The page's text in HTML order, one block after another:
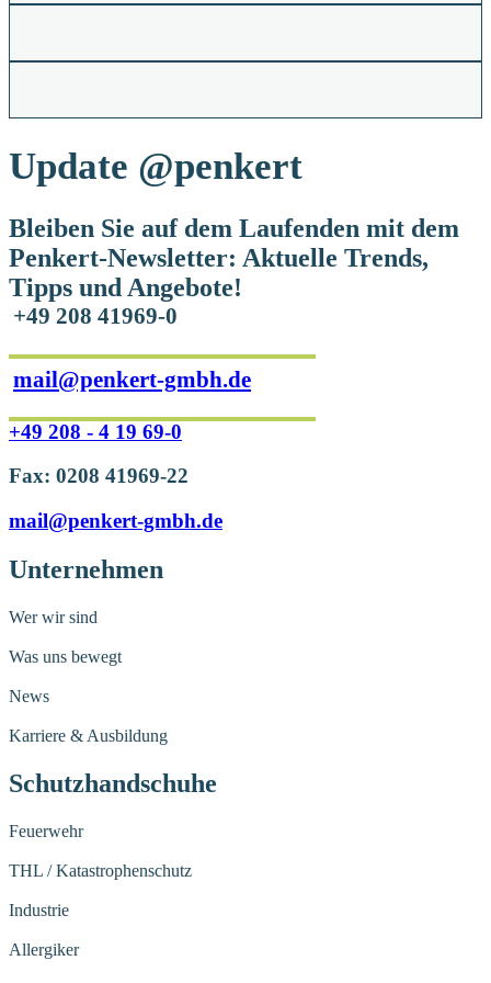
Update @penkert
Bleiben Sie auf dem Laufenden mit dem
Penkert-Newsletter: Aktuelle Trends,
Tipps und Angebote!
+49 208 41969-0
mail@penkert-gmbh.de
+49 208 - 4 19 69-0
Fax: 0208 41969-22
mail@penkert-gmbh.de
Unternehmen
Wer wir sind
Was uns bewegt
News
Karriere & Ausbildung
Schutzhandschuhe
Feuerwehr
THL / Katastrophenschutz
Industrie
Allergiker